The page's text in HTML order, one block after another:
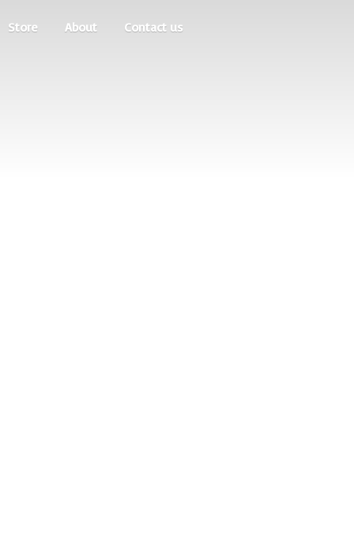
Store About Contact us